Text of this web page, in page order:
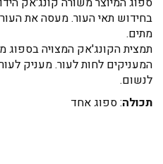
בחידוש תאי העור. מעסה את
מתים.
תמצית הקונג'אק המצויה בספוג
המעניקים לחות לעור. מעניק
לנשום.
תכולה: ספוג אחד